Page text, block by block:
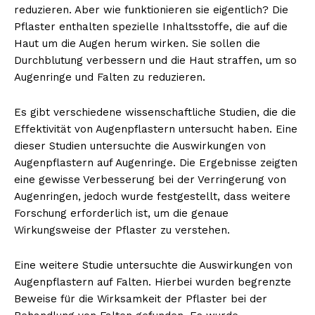
reduzieren. Aber wie funktionieren sie eigentlich? Die
Pflaster enthalten spezielle Inhaltsstoffe, die auf die
Haut um die Augen herum wirken. Sie sollen die
Durchblutung verbessern und die Haut straffen, um so
Augenringe und Falten zu reduzieren.
Es gibt verschiedene wissenschaftliche Studien, die die
Effektivität von Augenpflastern untersucht haben. Eine
dieser Studien untersuchte die Auswirkungen von
Augenpflastern auf Augenringe. Die Ergebnisse zeigten
eine gewisse Verbesserung bei der Verringerung von
Augenringen, jedoch wurde festgestellt, dass weitere
Forschung erforderlich ist, um die genaue
Wirkungsweise der Pflaster zu verstehen.
Eine weitere Studie untersuchte die Auswirkungen von
Augenpflastern auf Falten. Hierbei wurden begrenzte
Beweise für die Wirksamkeit der Pflaster bei der